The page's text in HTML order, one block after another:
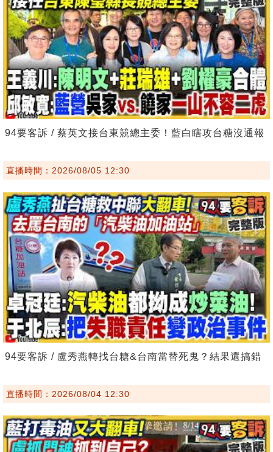
94要客訴 / 蔡英文接台東競總主委！藍白瞎攻台糖沒通報
直播時間：2026/08/05 12:30
94要客訴 / 盧秀燕轉找台糖&台南當替死鬼？結果還搞錯
直播時間：2026/08/04 12:30